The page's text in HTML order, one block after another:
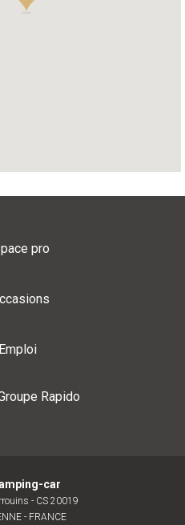
pro
Emploi
Rapido
car
- CS 20019
- FRANCE